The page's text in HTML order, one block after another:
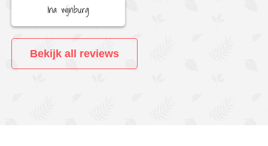
Ina wijnburg
Bekijk all reviews